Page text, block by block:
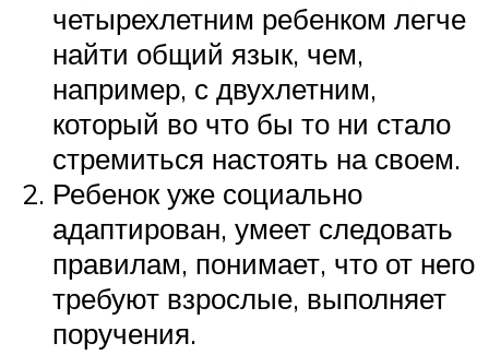
четырехлетним ребенком легче
найти общий язык, чем,
например, с двухлетним,
который во что бы то ни стало
стремиться настоять на своем.
Ребенок уже социально
адаптирован, умеет следовать
правилам, понимает, что от него
требуют взрослые, выполняет
поручения.